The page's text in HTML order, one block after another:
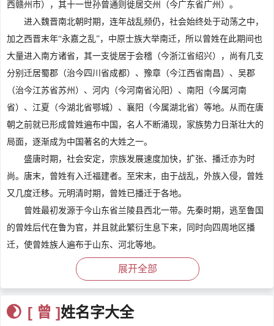
西赣州市），其十一世孙曾通则徙居交州（今广东省广州）。
进入魏晋南北朝时期，连年战乱频仍，社会始终处于动荡之中，
加之西晋末年“永嘉之乱”，中原士族大举南迁，所以曾姓在此期间也
大量进入南方诸省，其一支徙居于会稽（今浙江省绍兴），尚有几支
分别迁居蜀郡（治今四川省成都）、豫章（今江西省南昌）、吴郡
（治今江苏省苏州）、河内（今河南省沁阳）、南阳（今属河南
省）、江夏（今湖北省鄂城）、襄阳（今属湖北省）等地。从而在唐
朝之前就已形成曾姓遍布中国，名人不断涌现，家族势力日渐壮大的
局面，逐渐成为中国著名的大姓之一。
盛唐时期，社会安定，宗族发展速度加快，扩张、播迁亦为时
尚。唐末，曾姓有入迁福建者。至宋末，由于战乱，外族入侵，曾姓
又几度迁移。元明清时期，曾姓已播迁于各地。
曾姓最初发源于今山东省兰陵县西北一带。先秦时期，逃至鲁国
的曾姓后代在鲁为官，并且就此繁衍生息下来，同时向四周地区播
迁，使曾姓族人遍布于山东、河北等地。
秦汉期间，曾姓人因一直以“孝”著称，被封建统治者尊为“宗
圣”。曾参长子曾元八世孙曾乐，曾为西汉山阴县都乡侯，曾乐之子涣
是为扶风房，其二子玉、昌分别徙于冀州（治今河北省冀县）、青州
展开全部
[ 曾 ]姓名字大全